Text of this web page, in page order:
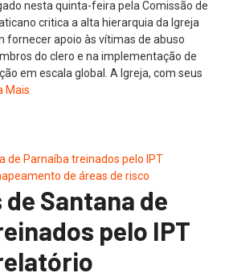
nesta quinta-feira pela Comissão de
critica a alta hierarquia da Igreja
fornecer apoio às vítimas de abuso
do clero e na implementação de
em escala global. A Igreja, com seus
Mais
Santana de
pelo IPT